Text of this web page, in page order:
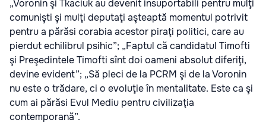
„Voronin şi Tkaciuk au devenit insuportabili pentru mulţi
comunişti şi mulţi deputaţi aşteaptă momentul potrivit
pentru a părăsi corabia acestor piraţi politici, care au
pierdut echilibrul psihic”; „Faptul că candidatul Timofti
şi Preşedintele Timofti sînt doi oameni absolut diferiţi,
devine evident”; „Să pleci de la PCRM şi de la Voronin
nu este o trădare, ci o evoluţie în mentalitate. Este ca şi
cum ai părăsi Evul Mediu pentru civilizaţia
contemporană”.